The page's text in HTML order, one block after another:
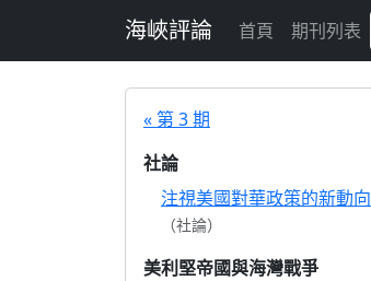
海峽評論 首頁 期刊列表
« 第 3 期
社論
注視美國對華政策的新動向
（社論）
美利堅帝國與海灣戰爭